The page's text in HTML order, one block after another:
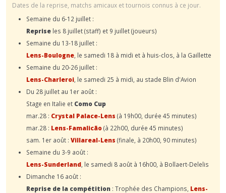
Dates de la reprise, matchs amicaux et tournois connus à ce jour.
Semaine du 6-12 juillet :
Reprise les 8 juillet (staff) et 9 juillet (joueurs)
Semaine du 13-18 juillet :
Lens-Boulogne , le samedi 18 à midi et à huis-clos, à la Gaillette
Semaine du 20-26 juillet :
Lens-Charleroi , le samedi 25 à midi, au stade Blin d'Avion
Du 28 juillet au 1er août :
Stage en Italie et Como Cup
mar.28 : Crystal Palace-Lens (à 19h00, durée 45 minutes)
mar.28 : Lens-Famalicão(à 22h00, durée 45 minutes)
sam. 1er août : Villareal-Lens (finale, à 20h00, 90 minutes)
Semaine du 3-9 août :
Lens-Sunderland , le samedi 8 août à 16h00, à Bollaert-Delelis
Dimanche 16 août :
Reprise de la compétition : Trophée des Champions, Lens-